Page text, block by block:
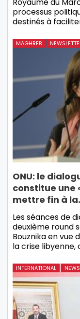
processus
destinés à
MAGHREB
ONU: le
constitue une
mettre fin à
Les séances de
deuxième round
Bouznika en vue
la crise
INTERNATIONAL